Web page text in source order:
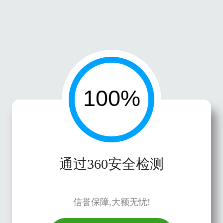
通过360安全检测
信誉保障,大额无忧!